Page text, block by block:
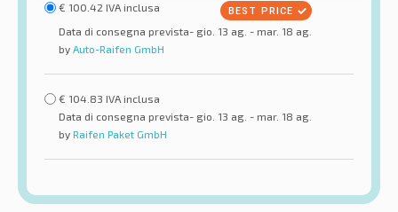
€ 100.42 IVA inclusa
Data di consegna prevista- gio. 13 ag. - mar. 18 ag.
by Auto-Raifen GmbH
€ 104.83 IVA inclusa
Data di consegna prevista- gio. 13 ag. - mar. 18 ag.
by Raifen Paket GmbH